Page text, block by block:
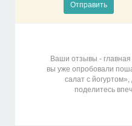
Отправить
Ваши отзывы -
вы уже опробовали
салат с
поделитесь